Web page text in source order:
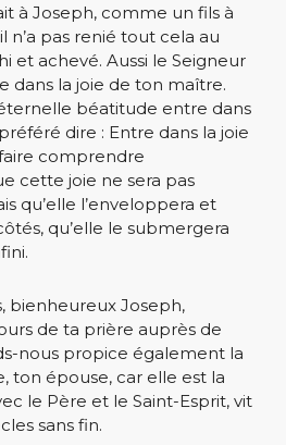
à Joseph, comme un fils à
n’a pas renié tout cela au
et achevé. Aussi le Seigneur
dans la joie de ton maître.
béatitude entre dans
dire : Entre dans la joie
comprendre
cette joie ne sera pas
qu’elle l’enveloppera et
qu’elle le submergera
bienheureux Joseph,
de ta prière auprès de
nous propice également la
ton épouse, car elle est la
le Père et le Saint-Esprit, vit
sans fin.